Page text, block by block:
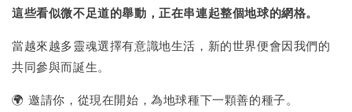
這些看似微不足道的舉動，正在串連起整個地球的網格。
當越來越多靈魂選擇有意識地生活，新的世界便會因我們的
共同參與而誕生。
🌍 邀請你，從現在開始，為地球種下一顆善的種子。